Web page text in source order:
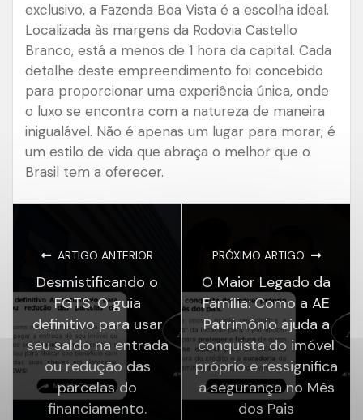
exclusivo, a Fazenda Boa Vista é a escolha ideal.
Localizada às margens da Rodovia Castello
Branco, está a menos de 1 hora da capital. Cada
detalhe deste empreendimento foi concebido
para proporcionar uma experiência única, onde
o luxo se encontra com a natureza de maneira
inigualável. Não é apenas um lugar para morar; é
um estilo de vida que abraça o melhor que o
Brasil tem a oferecer.
ARTIGO ANTERIOR
Desmistificando o
FGTS: O guia
definitivo para usar
seu saldo na entrada
ou redução das
parcelas do
financiamento.
PRÓXIMO ARTIGO
O Maior Legado da
Família: Como a AE
Patrimônio ajuda a
conquista do imóvel
próprio e ressignifica
a segurança no Mês
dos Pais